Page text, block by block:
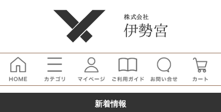
新着情報